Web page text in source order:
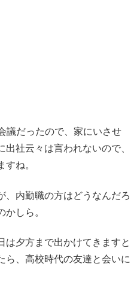
議だったので、家にいさせ
社云々は言われないので、
ね。
、内勤職の方はどうなんだろ
かしら。
は夕方まで出かけてきますと
ら、高校時代の友達と会いに